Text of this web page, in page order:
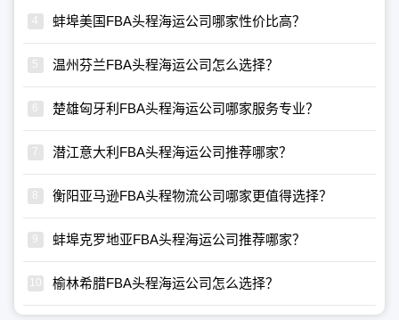
蚌埠美国FBA头程海运公司哪家性价比高？
温州芬兰FBA头程海运公司怎么选择？
楚雄匈牙利FBA头程海运公司哪家服务专业？
潜江意大利FBA头程海运公司推荐哪家？
衡阳亚马逊FBA头程物流公司哪家更值得选择？
蚌埠克罗地亚FBA头程海运公司推荐哪家？
榆林希腊FBA头程海运公司怎么选择？